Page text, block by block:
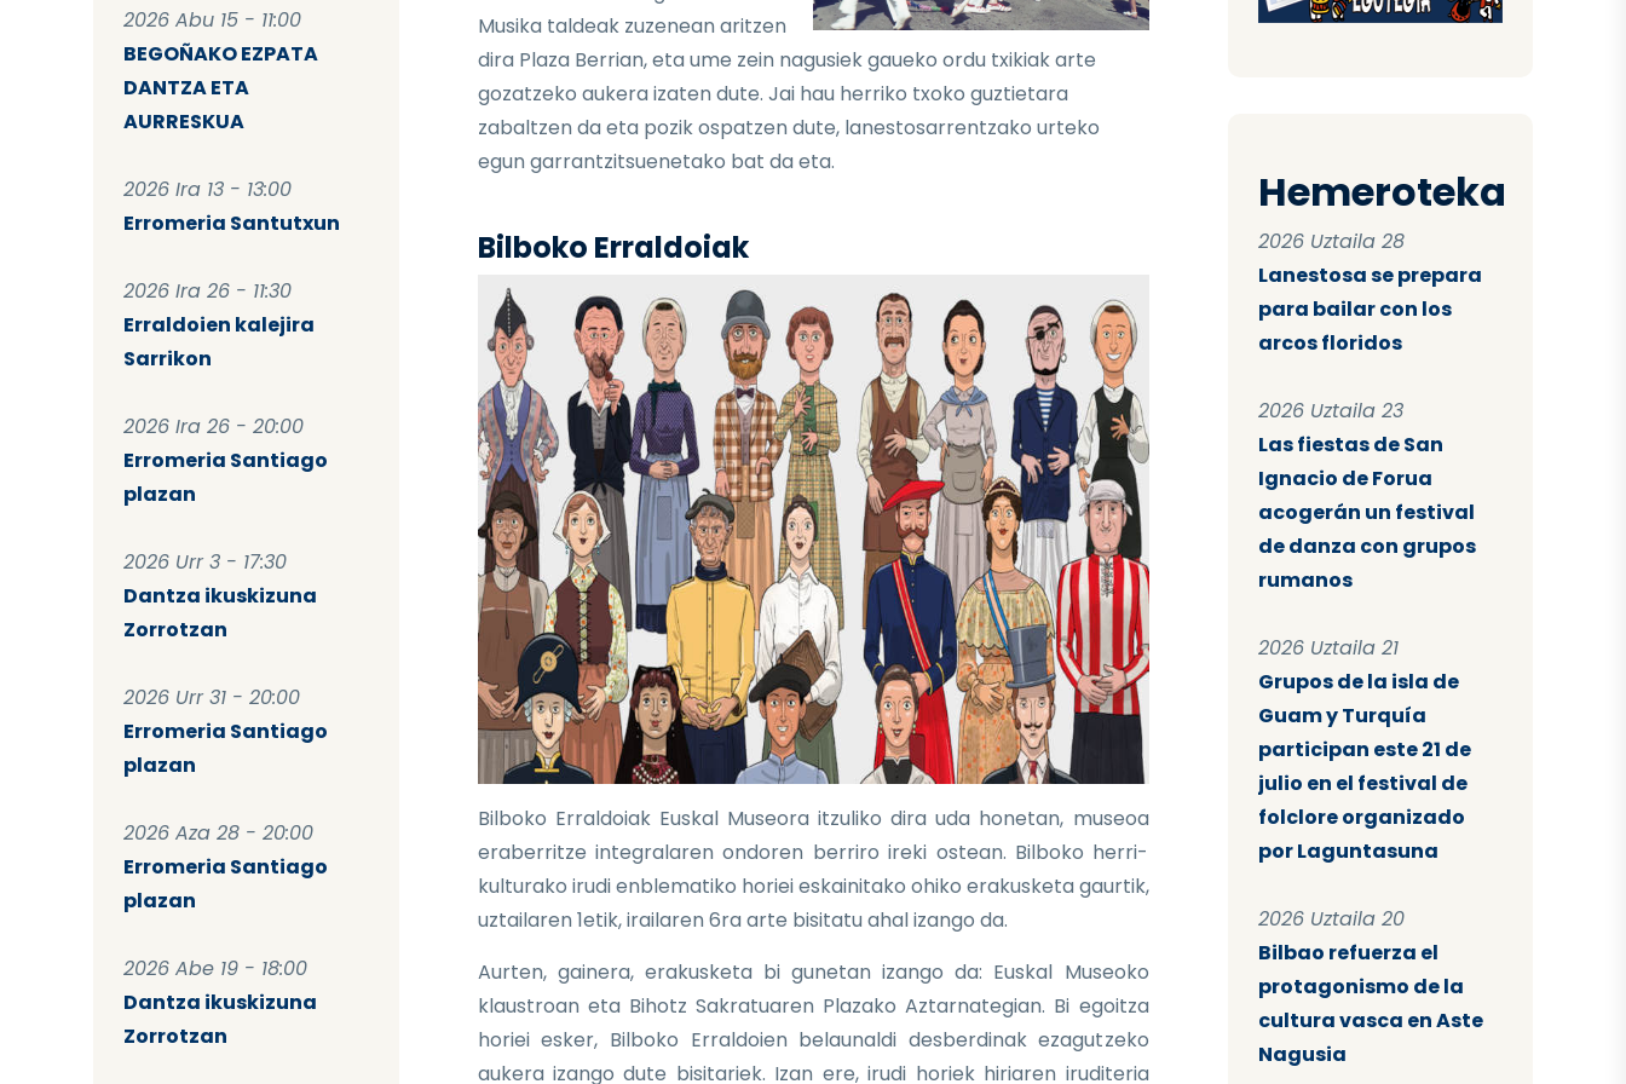
2026 Abu 15 - 11:00
BEGOÑAKO EZPATA
DANTZA ETA
AURRESKUA
2026 Ira 13 - 13:00
Erromeria Santutxun
2026 Ira 26 - 11:30
Erraldoien kalejira
Sarrikon
2026 Ira 26 - 20:00
Erromeria Santiago
plazan
2026 Urr 3 - 17:30
Dantza ikuskizuna
Zorrotzan
2026 Urr 31 - 20:00
Erromeria Santiago
plazan
2026 Aza 28 - 20:00
Erromeria Santiago
plazan
2026 Abe 19 - 18:00
Dantza ikuskizuna
Zorrotzan
Musika taldeak zuzenean aritzen
dira Plaza Berrian, eta ume zein nagusiek gaueko ordu txikiak arte
gozatzeko aukera izaten dute. Jai hau herriko txoko guztietara
zabaltzen da eta pozik ospatzen dute, lanestosarrentzako urteko
egun garrantzitsuenetako bat da eta.
Bilboko Erraldoiak
Bilboko Erraldoiak Euskal Museora itzuliko dira uda honetan, museoa
eraberritze integralaren ondoren berriro ireki ostean. Bilboko herri-
kulturako irudi enblematiko horiei eskainitako ohiko erakusketa gaurtik,
uztailaren 1etik, irailaren 6ra arte bisitatu ahal izango da.
Aurten, gainera, erakusketa bi gunetan izango da: Euskal Museoko
klaustroan eta Bihotz Sakratuaren Plazako Aztarnategian. Bi egoitza
horiei esker, Bilboko Erraldoien belaunaldi desberdinak ezagutzeko
aukera izango dute bisitariek. Izan ere, irudi horiek hiriaren iruditeria
Hemeroteka
2026 Uztaila 28
Lanestosa se prepara
para bailar con los
arcos floridos
2026 Uztaila 23
Las fiestas de San
Ignacio de Forua
acogerán un festival
de danza con grupos
rumanos
2026 Uztaila 21
Grupos de la isla de
Guam y Turquía
participan este 21 de
julio en el festival de
folclore organizado
por Laguntasuna
2026 Uztaila 20
Bilbao refuerza el
protagonismo de la
cultura vasca en Aste
Nagusia